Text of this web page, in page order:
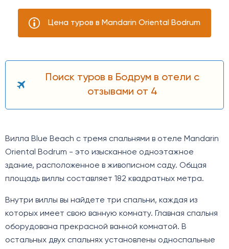
Цена туров в Mandarin Oriental Bodrum
Поиск туров в Бодрум в отели с
отзывами от 4
Вилла Blue Beach с тремя спальнями в отеле Mandarin
Oriental Bodrum - это изысканное одноэтажное
здание, расположенное в живописном саду. Общая
площадь виллы составляет 182 квадратных метра.
Внутри виллы вы найдете три спальни, каждая из
которых имеет свою ванную комнату. Главная спальня
оборудована прекрасной ванной комнатой. В
остальных двух спальнях установлены односпальные